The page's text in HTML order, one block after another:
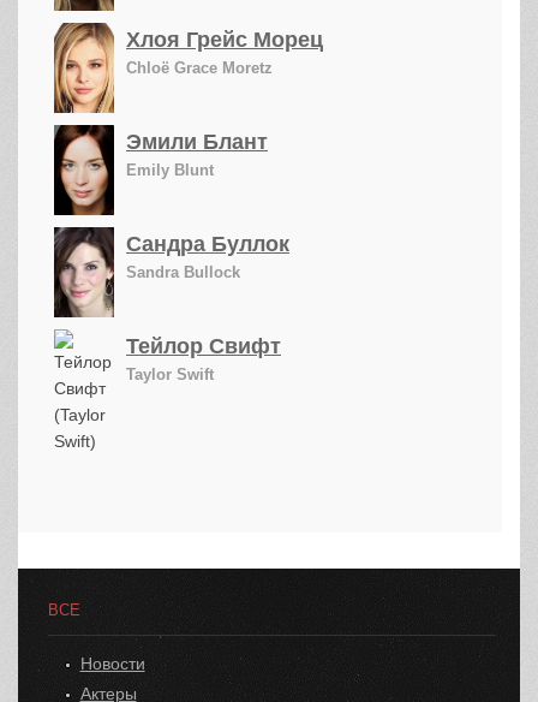
Хлоя Грейс Морец
Chloë Grace Moretz
Эмили Блант
Emily Blunt
Сандра Буллок
Sandra Bullock
Тейлор Свифт
Taylor Swift
ВСЕ
Новости
Актеры